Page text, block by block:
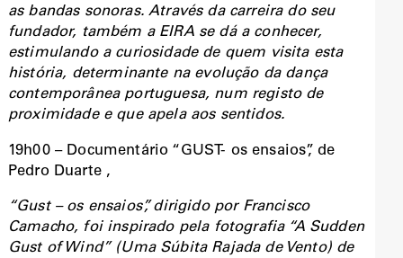
as bandas sonoras. Através da carreira do seu
fundador, também a EIRA se dá a conhecer,
estimulando a curiosidade de quem visita esta
história, determinante na evolução da dança
contemporânea portuguesa, num registo de
proximidade e que apela aos sentidos.
19h00 – Documentário “GUST- os ensaios”, de
Pedro Duarte ,
“Gust – os ensaios”, dirigido por Francisco
Camacho, foi inspirado pela fotografia “A Sudden
Gust of Wind” (Uma Súbita Rajada de Vento) de